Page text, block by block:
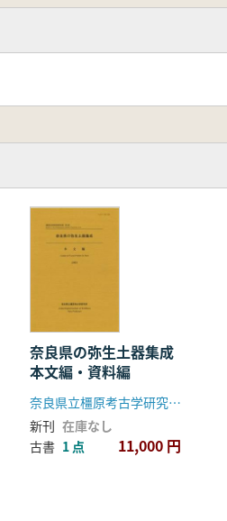
奈良県の弥生土器集成
本文編・資料編
奈良県立橿原考古学研究所(大和弥生文化の会)
新刊 在庫なし
古書 1 点 11,000 円